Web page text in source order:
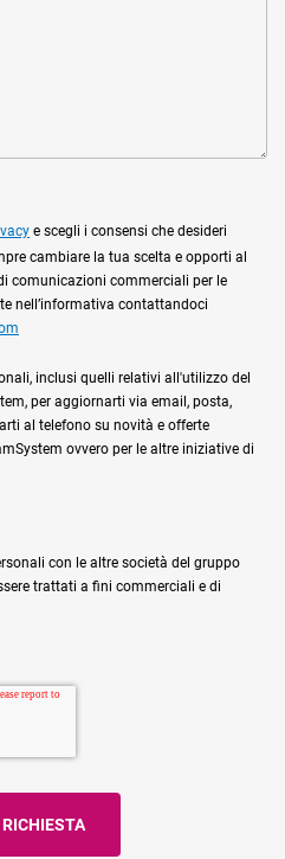
e scegli i consensi che desideri
cambiare la tua scelta e opporti al
comunicazioni commerciali per le
nell’informativa contattandoci
inclusi quelli relativi all'utilizzo del
per aggiornarti via email, posta,
al telefono su novità e offerte
ovvero per le altre iniziative di
con le altre società del gruppo
trattati a fini commerciali e di